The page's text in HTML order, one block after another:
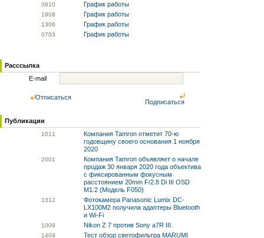
0810 График работы
1908 График работы
1306 График работы
0703 График работы
Расссылка
E-mail
Отписаться
Подписаться
Публикации
1011
Компания Tamron отметит 70-ю
годовщину своего основания 1 ноября
2020
2001
Компания Tamron объявляет о начале
продаж 30 января 2020 года объектива
с фиксированным фокусным
расстоянием 20mm F/2.8 Di III OSD
M1:2 (Модель F050)
1312
Фотокамера Panasonic Lumix DC-
LX100M2 получила адаптеры Bluetooth
и Wi-Fi
1009 Nikon Z 7 против Sony a7R III.
1409
Тест обзор светофильтра MARUMI